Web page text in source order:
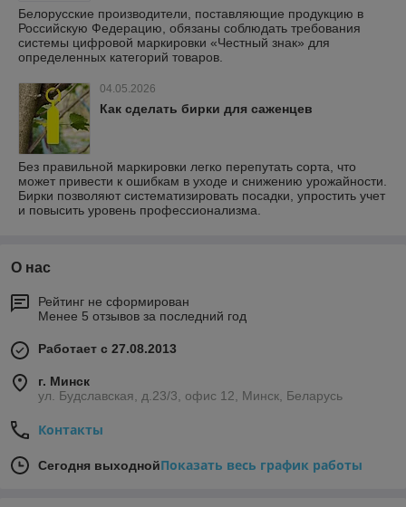
Белорусские производители, поставляющие продукцию в
Российскую Федерацию, обязаны соблюдать требования
системы цифровой маркировки «Честный знак» для
определенных категорий товаров.
04.05.2026
Как сделать бирки для саженцев
Без правильной маркировки легко перепутать сорта, что
может привести к ошибкам в уходе и снижению урожайности.
Бирки позволяют систематизировать посадки, упростить учет
и повысить уровень профессионализма.
О нас
Рейтинг не сформирован
Менее 5 отзывов за последний год
Работает с 27.08.2013
г. Минск
ул. Будславская, д.23/3, офис 12, Минск, Беларусь
Контакты
Сегодня выходнойПоказать весь график работы